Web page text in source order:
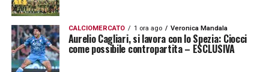
CALCIOMERCATO 1 ora ago Veronica Mandala
Aurelio Cagliari, si lavora con lo Spezia: Ciocci
come possibile contropartita – ESCLUSIVA